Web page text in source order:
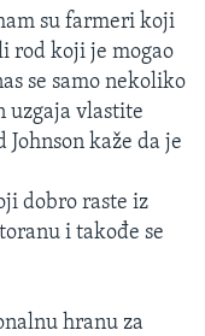
su farmeri koji
rod koji je mogao
se samo nekoliko
uzgaja vlastite
kaže da je
dobro raste iz
i takođe se
hranu za